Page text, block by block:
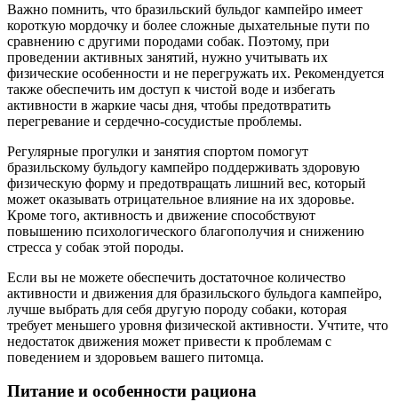
Важно помнить, что бразильский бульдог кампейро имеет
короткую мордочку и более сложные дыхательные пути по
сравнению с другими породами собак. Поэтому, при
проведении активных занятий, нужно учитывать их
физические особенности и не перегружать их. Рекомендуется
также обеспечить им доступ к чистой воде и избегать
активности в жаркие часы дня, чтобы предотвратить
перегревание и сердечно-сосудистые проблемы.
Регулярные прогулки и занятия спортом помогут
бразильскому бульдогу кампейро поддерживать здоровую
физическую форму и предотвращать лишний вес, который
может оказывать отрицательное влияние на их здоровье.
Кроме того, активность и движение способствуют
повышению психологического благополучия и снижению
стресса у собак этой породы.
Если вы не можете обеспечить достаточное количество
активности и движения для бразильского бульдога кампейро,
лучше выбрать для себя другую породу собаки, которая
требует меньшего уровня физической активности. Учтите, что
недостаток движения может привести к проблемам с
поведением и здоровьем вашего питомца.
Питание и особенности рациона